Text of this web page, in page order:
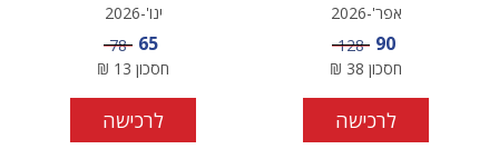
אפר'-2026
מחיר מבצע
90 מחיר
128
חסכון 38
₪
לרכישה
ינו'-2026
מחיר מבצע
65 מחיר
78
חסכון 13
₪
לרכישה